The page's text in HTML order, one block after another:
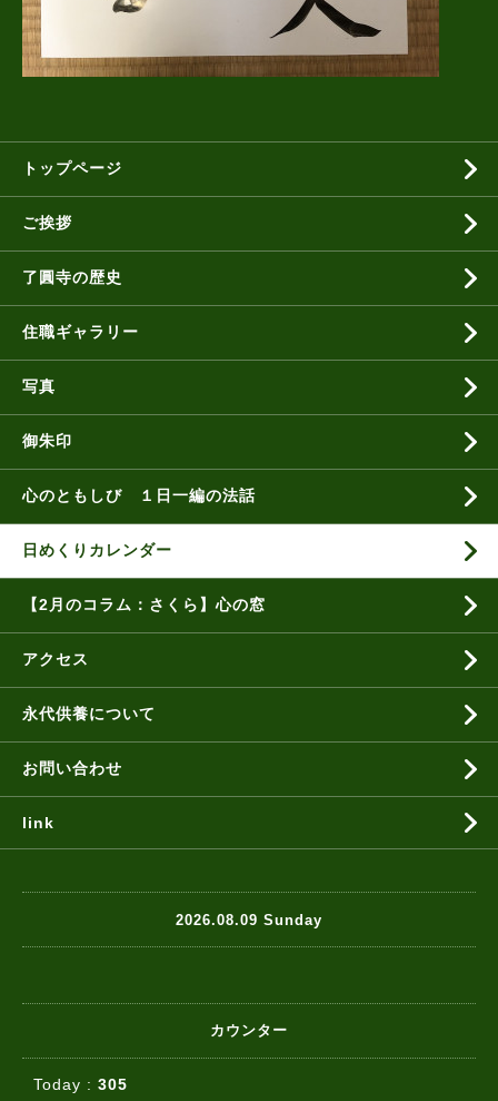
トップページ
ご挨拶
了圓寺の歴史
住職ギャラリー
写真
御朱印
心のともしび １日一編の法話
日めくりカレンダー
【2月のコラム：さくら】心の窓
アクセス
永代供養について
お問い合わせ
link
2026.08.09 Sunday
カウンター
Today : 305